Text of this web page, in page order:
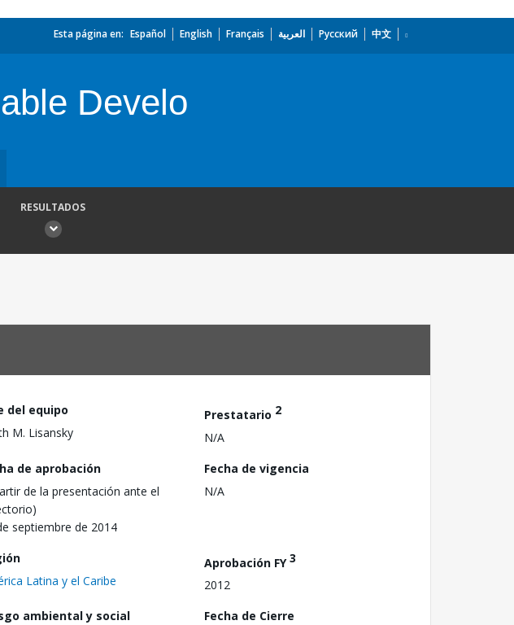
Esta página en: Español English Français العربية Русский 中文
Develo
RESULTADOS
del equipo
M. Lisansky
Prestatario 2
N/A
de aprobación
de la presentación ante el
septiembre de 2014
Fecha de vigencia
N/A
Latina y el Caribe
Aprobación FY3
2012
ambiental y social
Fecha de Cierre